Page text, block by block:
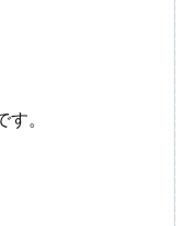
。